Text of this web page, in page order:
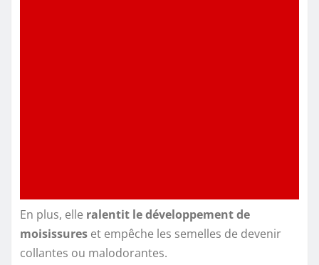
En plus, elle ralentit le développement de
moisissures et empêche les semelles de devenir
collantes ou malodorantes.